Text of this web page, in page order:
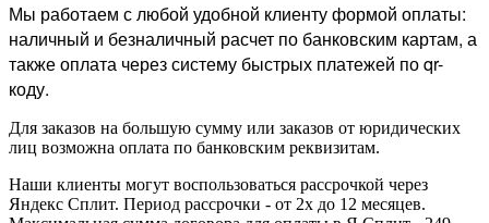
Мы работаем с любой удобной клиенту формой оплаты:
наличный и безналичный расчет по банковским картам, а
также оплата через систему быстрых платежей по qr-
коду.
Для заказов на большую сумму или заказов от юридических
лиц возможна оплата по банковским реквизитам.
Наши клиенты могут воспользоваться рассрочкой через
Яндекс Сплит. Период рассрочки - от 2х до 12 месяцев.